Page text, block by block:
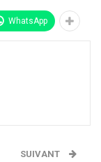
WhatsApp
SUIVANT